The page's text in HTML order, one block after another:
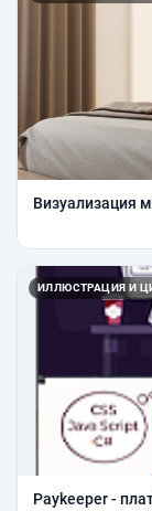
Визуализация
ИЛЛЮСТРАЦИЯ И
Paykeeper -